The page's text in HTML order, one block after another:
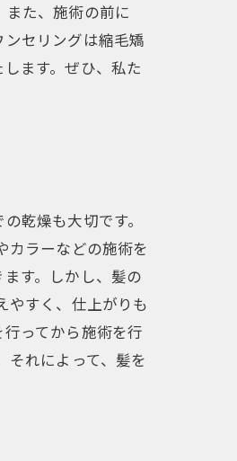
た、施術の前に
セリングは縮毛矯
ます。ぜひ、私た
乾燥も大切です。
カラーなどの施術を
す。しかし、髪の
やすく、仕上がりも
ってから施術を行
それによって、髪を